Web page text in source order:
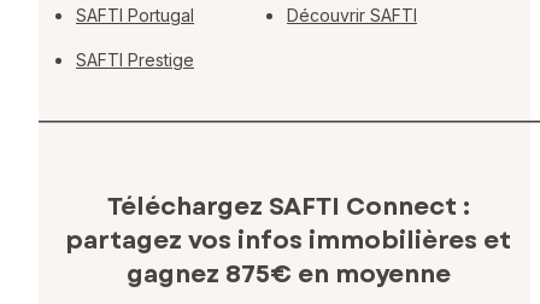
SAFTI Portugal
SAFTI Prestige
Découvrir SAFTI
Téléchargez SAFTI Connect :
partagez vos infos immobilières et
gagnez 875€ en moyenne